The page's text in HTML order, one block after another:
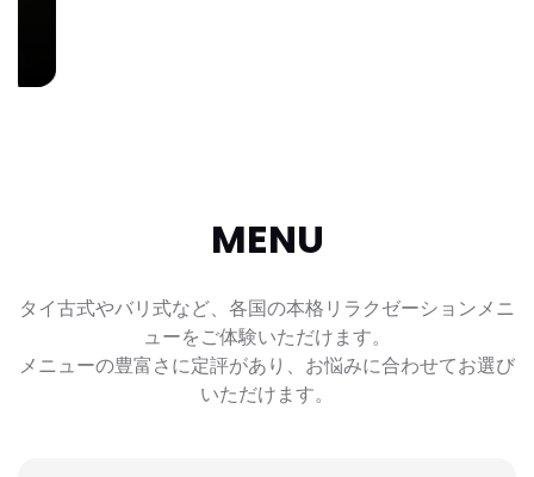
MENU
タイ古式やバリ式など、各国の本格リラクゼーションメニ
ューをご体験いただけます。
メニューの豊富さに定評があり、お悩みに合わせてお選び
いただけます。